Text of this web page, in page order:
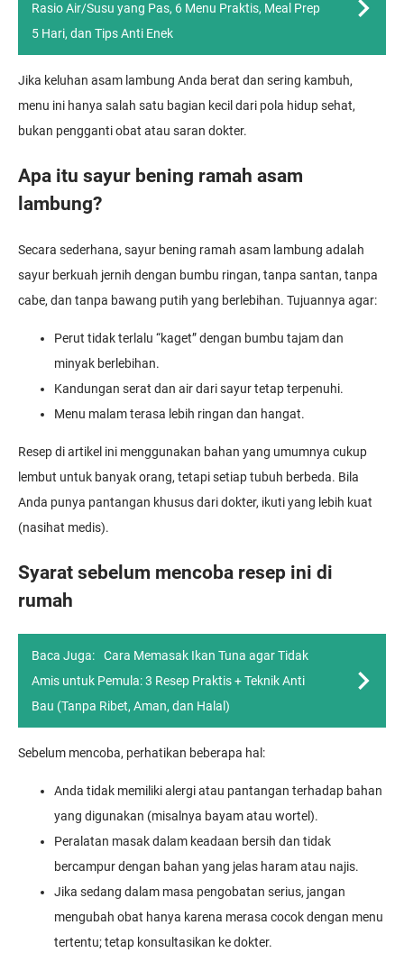
Rasio Air/Susu yang Pas, 6 Menu Praktis, Meal Prep
5 Hari, dan Tips Anti Enek
Jika keluhan asam lambung Anda berat dan sering kambuh,
menu ini hanya salah satu bagian kecil dari pola hidup sehat,
bukan pengganti obat atau saran dokter.
Apa itu sayur bening ramah asam
lambung?
Secara sederhana, sayur bening ramah asam lambung adalah
sayur berkuah jernih dengan bumbu ringan, tanpa santan, tanpa
cabe, dan tanpa bawang putih yang berlebihan. Tujuannya agar:
Perut tidak terlalu “kaget” dengan bumbu tajam dan
minyak berlebihan.
Kandungan serat dan air dari sayur tetap terpenuhi.
Menu malam terasa lebih ringan dan hangat.
Resep di artikel ini menggunakan bahan yang umumnya cukup
lembut untuk banyak orang, tetapi setiap tubuh berbeda. Bila
Anda punya pantangan khusus dari dokter, ikuti yang lebih kuat
(nasihat medis).
Syarat sebelum mencoba resep ini di
rumah
Baca Juga:
Cara Memasak Ikan Tuna agar Tidak
Amis untuk Pemula: 3 Resep Praktis + Teknik Anti
Bau (Tanpa Ribet, Aman, dan Halal)
Sebelum mencoba, perhatikan beberapa hal:
Anda tidak memiliki alergi atau pantangan terhadap bahan
yang digunakan (misalnya bayam atau wortel).
Peralatan masak dalam keadaan bersih dan tidak
bercampur dengan bahan yang jelas haram atau najis.
Jika sedang dalam masa pengobatan serius, jangan
mengubah obat hanya karena merasa cocok dengan menu
tertentu; tetap konsultasikan ke dokter.